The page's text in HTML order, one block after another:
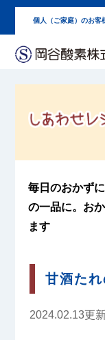
個人（ご家庭）のお客
毎日のおかず
の一品に。 お
ます
甘酒た
2024.02.13更